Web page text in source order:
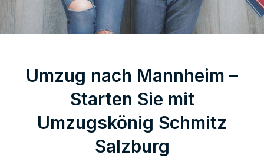
Umzug nach Mannheim –
Starten Sie mit
Umzugskönig Schmitz
Salzburg